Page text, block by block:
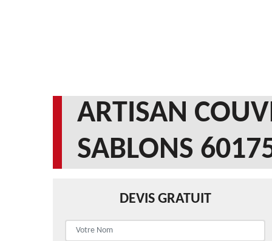
ARTISAN
SABLONS
DEVIS GRATUIT